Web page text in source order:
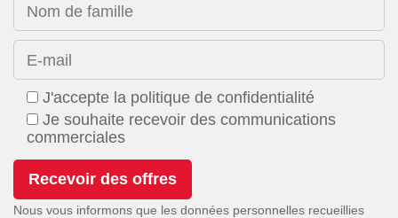
Nom de famille
E-mail
J'accepte la politique de confidentialité
Je souhaite recevoir des communications
commerciales
Nous vous informons que les données personnelles recueillies